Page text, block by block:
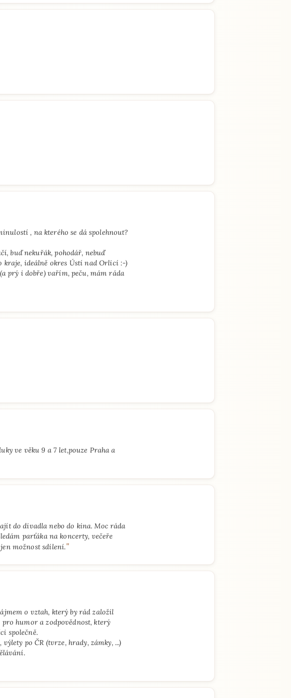
, na kterého se dá spolehnout?
buď nekuřák, pohodář, nebuď
kraje, ideálně okres Ústí nad Orlicí :-)
prý i dobře) vařím, peču, mám ráda
ve věku 9 a 7 let,pouze Praha a
do divadla nebo do kina. Moc ráda
parťáka na koncerty, večeře
možnost sdílení."
o vztah, který by rád založil
humor a zodpovědnost, který
společně.
po ČR (tvrze, hrady, zámky, ...)